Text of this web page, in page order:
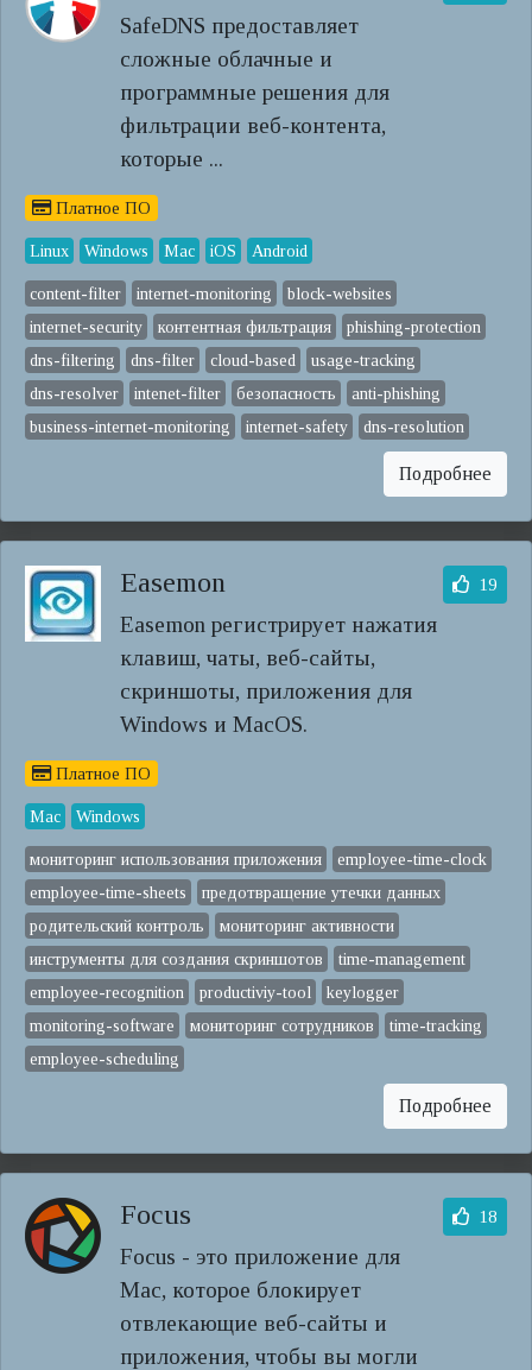
SafeDNS предоставляет
сложные облачные и
программные решения для
фильтрации веб-контента,
которые ...
Платное ПО
Linux Windows Mac iOS Android
content-filter internet-monitoring
block-websites
internet-security
контентная фильтрация
phishing-protection
dns-filtering
dns-filter cloud-based
usage-tracking
dns-resolver
intenet-filter безопасность
anti-phishing
business-internet-monitoring
internet-safety dns-resolution
Подробнее
Easemon
Easemon регистрирует нажатия
клавиш, чаты, веб-сайты,
скриншоты, приложения для
Windows и MacOS.
19
Платное ПО
Mac Windows
мониторинг использования приложения
employee-time-clock
employee-time-sheets
предотвращение утечки данных
родительский контроль
мониторинг активности
инструменты для создания скриншотов
time-management
employee-recognition
productiviy-tool
keylogger
monitoring-software
мониторинг сотрудников
time-tracking
employee-scheduling
Подробнее
Focus
Focus - это приложение для
Mac, которое блокирует
отвлекающие веб-сайты и
приложения, чтобы вы могли
18